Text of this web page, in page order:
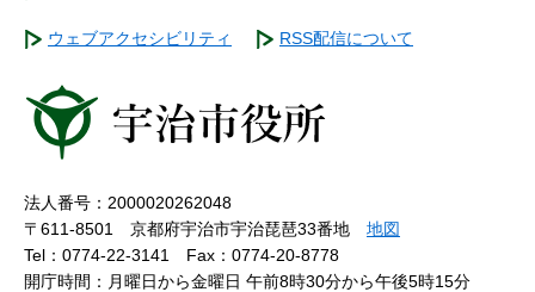
ウェブアクセシビリティ RSS配信について
法人番号：2000020262048
〒611-8501 京都府宇治市宇治琵琶33番地 地図
Tel：0774-22-3141
Fax：0774-20-8778
開庁時間：月曜日から金曜日 午前8時30分から午後5時15分